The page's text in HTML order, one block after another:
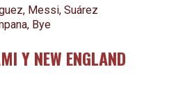
Messi, Suárez
Bye
Y NEW ENGLAND